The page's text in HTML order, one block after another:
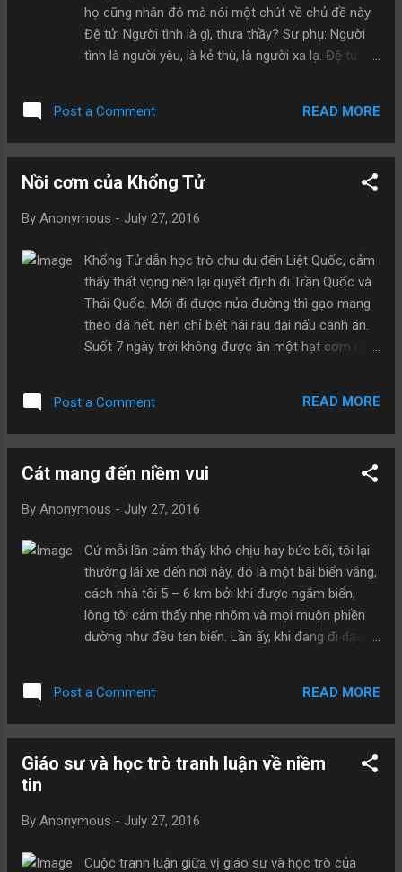
họ cũng nhân đó mà nói một chút về chủ đề này.
Đệ tử: Người tình là gì, thưa thầy? Sư phụ: Người
tình là người yêu, là kẻ thù, là người xa lạ. Đệ tử:
kẻ thù; khi xem nhau như người dưng, thì họ là
người xa lạ. Đệ tử: Tại sao mọi chuyện lại thành
từ sự ham muốn yêu đương, có ham muốn thì
chiếm hữu, từ đó không tự mình nhận ra tham
vọng muốn khống chế đối phương. Khi mọi
sự không như ý, lòng dạ trở thành đa nghi, ghen
tuông, tức giận, vì thế nên mâu thuẫn, cãi vã, mất
niềm tin, khiến cho nhau tổn thương, lỗ mãng với
nhau, thậm chí còn hủy hoại đối phương. Đệ tử:
Sao họ lại không trân quý nhau? Nếu không thể ở
Post a Comment READ MORE
Nồi cơm của Khổng Tử
By Anonymous - July 27, 2016
Khổng Tử dẫn học trò chu du đến Liệt Quốc, cảm
thấy thất vọng nên lại quyết định đi Trần Quốc và
Thái Quốc. Mới đi được nửa đường thì gạo mang
theo đã hết, nên chỉ biết hái rau dại nấu canh ăn.
Suốt 7 ngày trời không được ăn một hạt cơm nào,
kiếm được một ít gạo mang về nấu cơm cho
Khổng Tử ăn. Đang nằm nghỉ bỗng nghe một
mắt nhìn xuống, thấy Nhan Hồi từ từ mở vung, lấy
nhỏ … Xong, Nhan Hồi đậy vung lại, liếc mắt nhìn
chung quanh … rồi vội đưa cơm lên miệng. Khổng
Tử nhìn thấy vậy, trong lòng cảm thấy thất vọng
nhưng không nói gì và giả vờ như không nhìn thấy.
Một lúc sau cơm chín, Nhan Hồi bưng cơm đến
mời Khổng Tử ăn. Khổng Tử đứng dậy nói: “Hôm
nay, lúc ngủ ta mơ thấy người phụ thân đã chết
ông trước rồi mới ăn”. Nhan Hồi thưa:...
Post a Comment READ MORE
Cát mang đến niềm vui
By Anonymous - July 27, 2016
Cứ mỗi lần cảm thấy khó chịu hay bức bối, tôi lại
thường lái xe đến nơi này, đó là một bãi biển vắng,
cách nhà tôi 5 – 6 km bởi khi được ngắm biển,
lòng tôi cảm thấy nhẹ nhõm và mọi muộn phiền
dường như đều tan biến. Lần ấy, khi đang đi dạo,
mắt xanh như màu nước và mở lời: “Chào chú”.
Tôi gật đầu, không muốn bị một đứa trẻ làm phiền
thấy rồi! cháu xây gì vậy…”, tôi hỏi, dù chẳng quan
“Nghe có vẻ hay đấy!”. Ngay lập tức, tôi cởi giày đi
Post a Comment READ MORE
Giáo sư và học trò tranh luận về niềm
tin
By Anonymous - July 27, 2016
Cuộc tranh luận giữa vị giáo sư và học trò của